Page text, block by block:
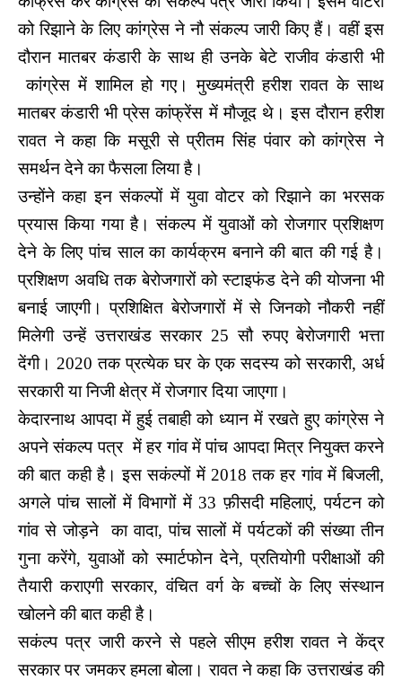
को रिझाने के लिए कांग्रेस ने नौ संकल्प जारी किए हैं। वहीं इस
दौरान मातबर कंडारी के साथ ही उनके बेटे राजीव कंडारी भी
कांग्रेस में शामिल हो गए। मुख्यमंत्री हरीश रावत के साथ
मातबर कंडारी भी प्रेस कांफ्रेंस में मौजूद थे। इस दौरान हरीश
रावत ने कहा कि मसूरी से प्रीतम सिंह पंवार को कांग्रेस ने
समर्थन देने का फैसला लिया है।
उन्होंने कहा इन संकल्पों में युवा वोटर को रिझाने का भरसक
प्रयास किया गया है। संकल्प में युवाओं को रोजगार प्रशिक्षण
देने के लिए पांच साल का कार्यक्रम बनाने की बात की गई है।
प्रशिक्षण अवधि तक बेरोजगारों को स्टाइफंड देने की योजना भी
बनाई जाएगी। प्रशिक्षित बेरोजगारों में से जिनको नौकरी नहीं
मिलेगी उन्हें उत्तराखंड सरकार 25 सौ रुपए बेरोजगारी भत्ता
देंगी। 2020 तक प्रत्येक घर के एक सदस्य को सरकारी, अर्ध
सरकारी या निजी क्षेत्र में रोजगार दिया जाएगा।
केदारनाथ आपदा में हुई तबाही को ध्यान में रखते हुए कांग्रेस ने
अपने संकल्प पत्र में हर गांव में पांच आपदा मित्र नियुक्‍त करने
की बात कही है। इस सकंल्पों में 2018 तक हर गांव में बिजली,
अगले पांच सालों में विभागों में 33 फ़ीसदी महिलाएं, पर्यटन को
गांव से जोड़ने का वादा, पांच सालों में पर्यटकों की संख्या तीन
गुना करेंगे, युवाओं को स्मार्टफोन देने, प्रतियोगी परीक्षाओं की
तैयारी कराएगी सरकार, वंचित वर्ग के बच्चों के लिए संस्थान
खोलने की बात कही है।
सकंल्प पत्र जारी करने से पहले सीएम हरीश रावत ने केंद्र
सरकार पर जमकर हमला बोला। रावत ने कहा कि उत्तराखंड की